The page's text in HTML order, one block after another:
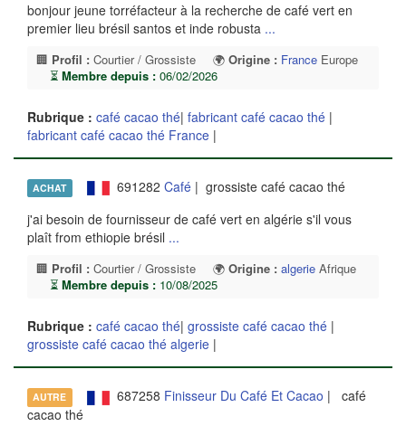
bonjour jeune torréfacteur à la recherche de café vert en
premier lieu brésil santos et inde robusta ...
🏢 Profil : Courtier / Grossiste 🌍 Origine : France Europe
⏳ Membre depuis : 06/02/2026
Rubrique : café cacao thé| fabricant café cacao thé |
fabricant café cacao thé France |
ACHAT 691282 Café| grossiste café cacao thé
j'ai besoin de fournisseur de café vert en algérie s'il vous
plaît from ethiopie brésil ...
🏢 Profil : Courtier / Grossiste 🌍 Origine : algerie Afrique
⏳ Membre depuis : 10/08/2025
Rubrique : café cacao thé| grossiste café cacao thé |
grossiste café cacao thé algerie |
AUTRE 687258 Finisseur Du Café Et Cacao | café
cacao thé